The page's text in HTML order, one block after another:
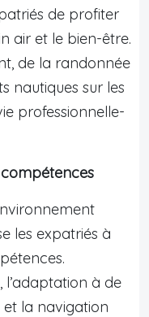
de profiter
air et le bien-être.
de la randonnée
nautiques sur les
professionnelle-
les expatriés à
l’adaptation à de
la navigation